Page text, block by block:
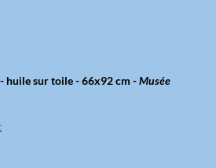
huile sur toile - 66x92 cm -Musée